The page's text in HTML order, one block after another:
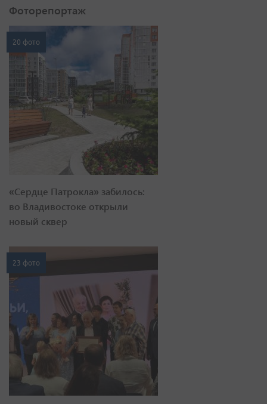
Фоторепортаж
20 фото
«Сердце Патрокла» забилось:
во Владивостоке открыли
новый сквер
23 фото